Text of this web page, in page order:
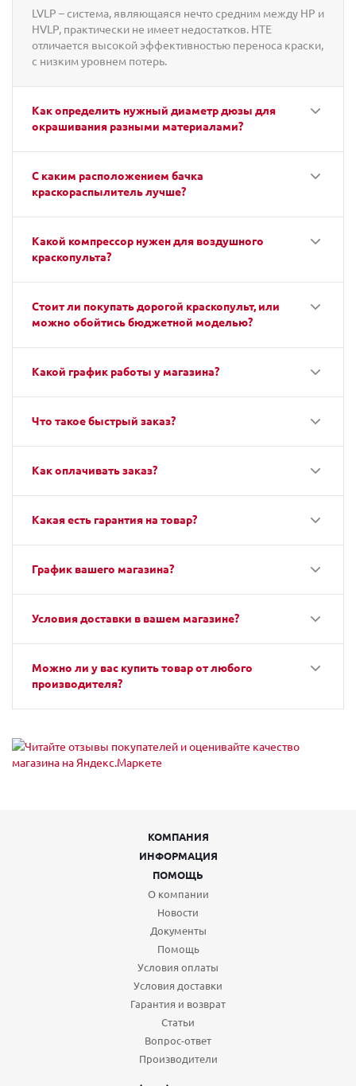
LVLP – система, являющаяся нечто средним между HP и
HVLP, практически не имеет недостатков. HTE
отличается высокой эффективностью переноса краски,
с низким уровнем потерь.
Как определить нужный диаметр дюзы для
окрашивания разными материалами?
С каким расположением бачка
краскораспылитель лучше?
Какой компрессор нужен для воздушного
краскопульта?
Стоит ли покупать дорогой краскопульт, или
можно обойтись бюджетной моделью?
Какой график работы у магазина?
Что такое быстрый заказ?
Как оплачивать заказ?
Какая есть гарантия на товар?
График вашего магазина?
Условия доставки в вашем магазине?
Можно ли у вас купить товар от любого
производителя?
КОМПАНИЯ
ИНФОРМАЦИЯ
ПОМОЩЬ
О компании
Новости
Документы
Помощь
Условия оплаты
Условия доставки
Гарантия и возврат
Статьи
Вопрос-ответ
Производители